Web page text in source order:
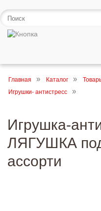
Главная Каталог
Игрушки- антистресс
Игрушка-
ЛЯГУШКА
ассорти